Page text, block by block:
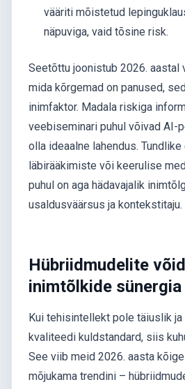
vääriti mõistetud
näpuviga, vaid tõsine risk.
Seetõttu joonistub 2026. aastal
mida kõrgemad on panused,
inimfaktor. Madala riskiga
veebiseminari puhul võivad AI-
olla ideaalne lahendus.
läbirääkimiste või keerulise
puhul on aga hädavajalik
usaldusväärsus ja kontekstitaju.
Hübriidmudelite
inimtõlkide sünergia
Kui tehisintellekt pole täiuslik ja
kvaliteedi kuldstandard, siis
See viib meid 2026. aasta
mõjukama trendini –